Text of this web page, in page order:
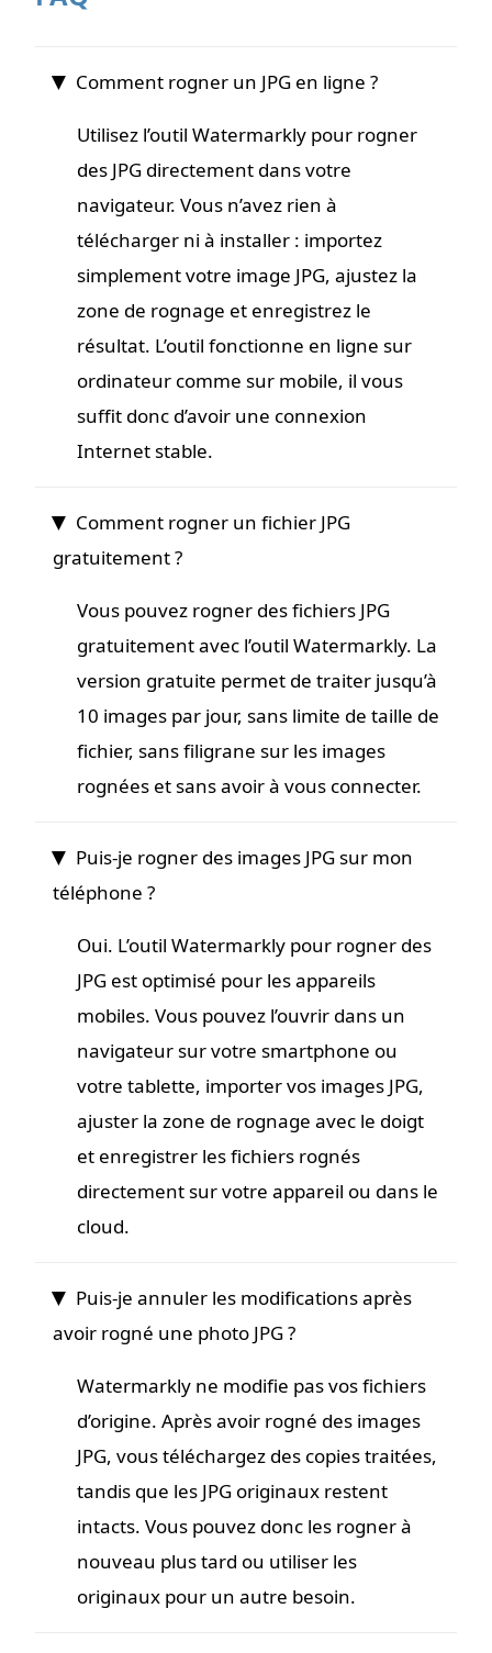
Comment rogner un JPG en ligne ?
Utilisez l’outil Watermarkly pour rogner
des JPG directement dans votre
navigateur. Vous n’avez rien à
télécharger ni à installer : importez
simplement votre image JPG, ajustez la
zone de rognage et enregistrez le
résultat. L’outil fonctionne en ligne sur
ordinateur comme sur mobile, il vous
suffit donc d’avoir une connexion
Internet stable.
Comment rogner un fichier JPG
gratuitement ?
Vous pouvez rogner des fichiers JPG
gratuitement avec l’outil Watermarkly. La
version gratuite permet de traiter jusqu’à
10 images par jour, sans limite de taille de
fichier, sans filigrane sur les images
rognées et sans avoir à vous connecter.
Puis-je rogner des images JPG sur mon
téléphone ?
Oui. L’outil Watermarkly pour rogner des
JPG est optimisé pour les appareils
mobiles. Vous pouvez l’ouvrir dans un
navigateur sur votre smartphone ou
votre tablette, importer vos images JPG,
ajuster la zone de rognage avec le doigt
et enregistrer les fichiers rognés
directement sur votre appareil ou dans le
cloud.
Puis-je annuler les modifications après
avoir rogné une photo JPG ?
Watermarkly ne modifie pas vos fichiers
d’origine. Après avoir rogné des images
JPG, vous téléchargez des copies traitées,
tandis que les JPG originaux restent
intacts. Vous pouvez donc les rogner à
nouveau plus tard ou utiliser les
originaux pour un autre besoin.